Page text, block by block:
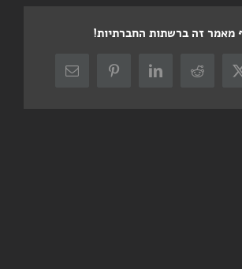
קבוצה
מאמר זה ברשתות החברתיות!
X
Reddit
LinkedIn
Pinterestכתובת